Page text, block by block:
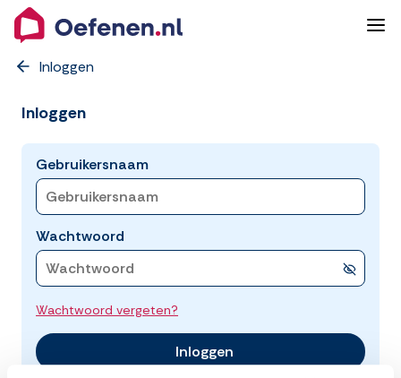
Inloggen
Inloggen
Gebruikersnaam
Wachtwoord
Wachtwoord vergeten?
Inloggen